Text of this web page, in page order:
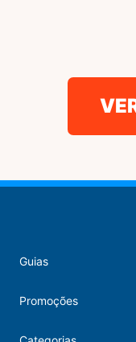
Guias
Promoções